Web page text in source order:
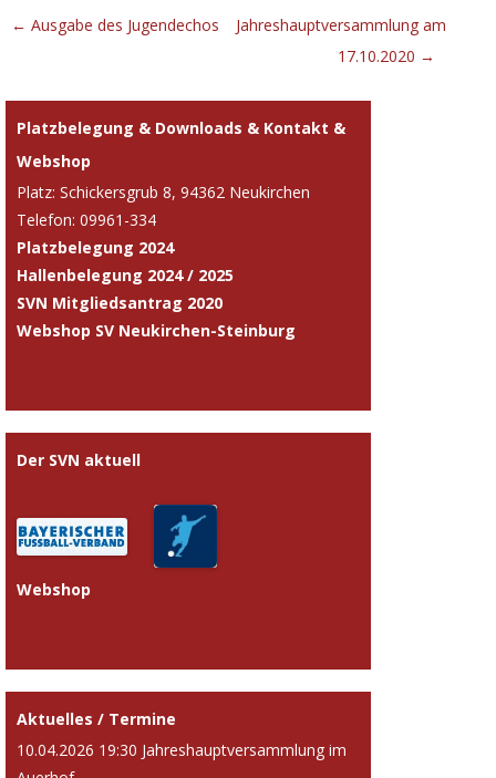
Beitrags-
← Ausgabe des Jugendechos
Jahreshauptversammlung am
17.10.2020 →
Platzbelegung & Downloads & Kontakt &
Webshop
Platz: Schickersgrub 8, 94362 Neukirchen
Telefon: 09961-334
Platzbelegung 2024
Hallenbelegung 2024 / 2025
SVN Mitgliedsantrag 2020
Webshop SV Neukirchen-Steinburg
Der SVN aktuell
Webshop
Aktuelles / Termine
10.04.2026 19:30 Jahreshauptversammlung im